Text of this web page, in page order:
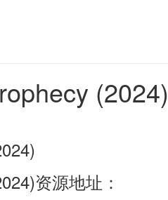
(2024)
资源地址：